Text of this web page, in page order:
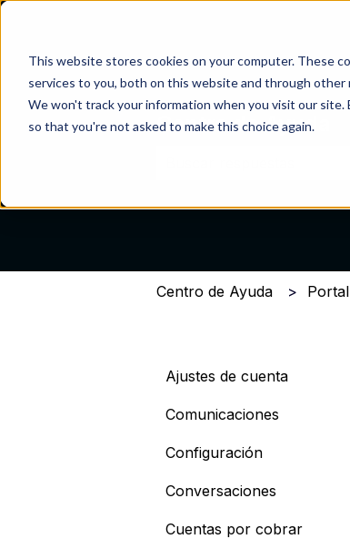
This website stores cookies on your computer. These
services to you, both on this website and through other
We won't track your information when you visit our
so that you're not asked to make this choice again.
Centro de Ayuda
Centro de Ayuda
Ajustes de cuenta
Comunicaciones
Configuración
Conversaciones
Cuentas por cobrar